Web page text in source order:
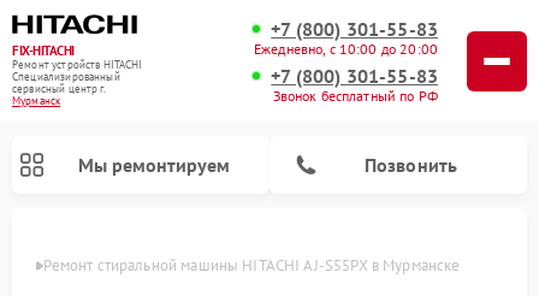
FIX-HITACHI
Ремонт устройств HITACHI
Специализированный
cервисный центр г.
Мурманск
+7 (800) 301-55-83
Ежедневно, с 10:00 до 20:00
+7 (800) 301-55-83
Звонок бесплатный по РФ
Мы ремонтируем Позвонить
Ремонт стиральной машины HITACHI AJ-S55PX в Мурманске